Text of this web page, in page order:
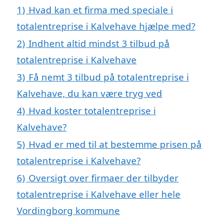
1) Hvad kan et firma med speciale i
totalentreprise i Kalvehave hjælpe med?
2) Indhent altid mindst 3 tilbud på
totalentreprise i Kalvehave
3) Få nemt 3 tilbud på totalentreprise i
Kalvehave, du kan være tryg ved
4) Hvad koster totalentreprise i
Kalvehave?
5) Hvad er med til at bestemme prisen på
totalentreprise i Kalvehave?
6) Oversigt over firmaer der tilbyder
totalentreprise i Kalvehave eller hele
Vordingborg kommune